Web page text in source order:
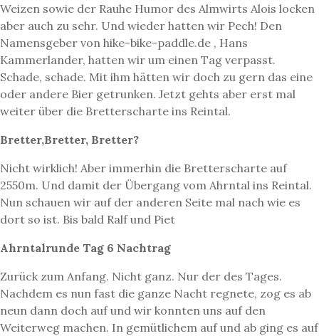
Weizen sowie der Rauhe Humor des Almwirts Alois locken
aber auch zu sehr. Und wieder hatten wir Pech! Den
Namensgeber von hike-bike-paddle.de , Hans
Kammerlander, hatten wir um einen Tag verpasst.
Schade, schade. Mit ihm hätten wir doch zu gern das eine
oder andere Bier getrunken. Jetzt gehts aber erst mal
weiter über die Bretterscharte ins Reintal.
Bretter,Bretter, Bretter?
Nicht wirklich! Aber immerhin die Bretterscharte auf
2550m. Und damit der Übergang vom Ahrntal ins Reintal.
Nun schauen wir auf der anderen Seite mal nach wie es
dort so ist. Bis bald Ralf und Piet
Ahrntalrunde Tag 6 Nachtrag
Zurück zum Anfang. Nicht ganz. Nur der des Tages.
Nachdem es nun fast die ganze Nacht regnete, zog es ab
neun dann doch auf und wir konnten uns auf den
Weiterweg machen. In gemütlichem auf und ab ging es auf